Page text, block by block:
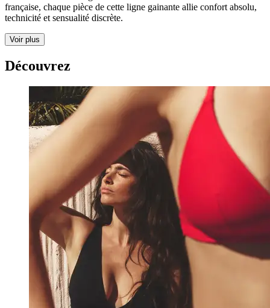
française, chaque pièce de cette ligne gainante allie confort absolu,
technicité et sensualité discrète.
Voir plus
Découvrez